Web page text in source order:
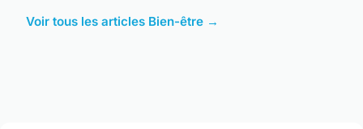
Voir tous les articles Bien-être →